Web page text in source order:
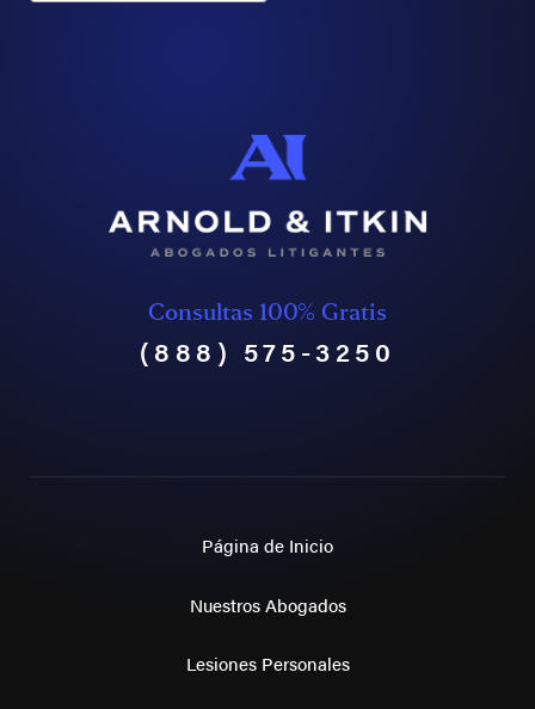
Consultas 100% Gratis
(888) 575-3250
Página de Inicio
Nuestros Abogados
Lesiones Personales